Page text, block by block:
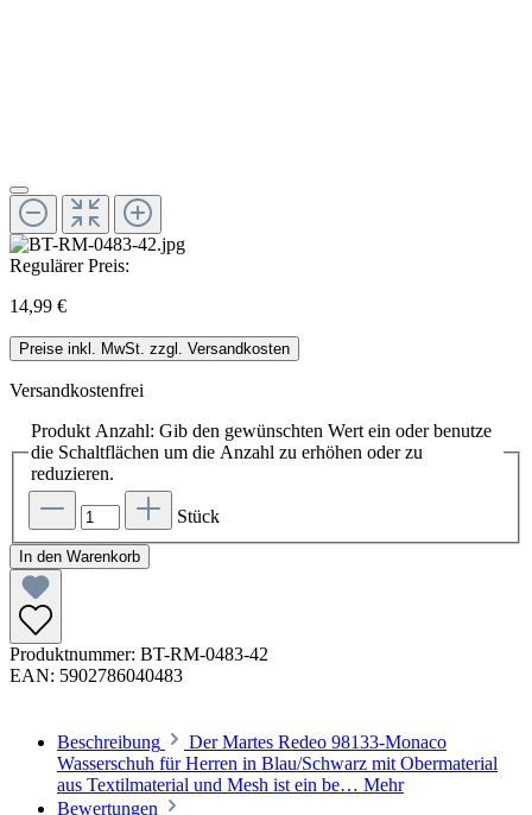
Regulärer Preis:
14,99 €
Preise inkl. MwSt. zzgl. Versandkosten
Versandkostenfrei
Produkt Anzahl: Gib den gewünschten Wert ein oder benutze
die Schaltflächen um die Anzahl zu erhöhen oder zu
reduzieren.
Stück
In den Warenkorb
Produktnummer: BT-RM-0483-42
EAN: 5902786040483
Beschreibung
Der Martes Redeo 98133-Monaco
Wasserschuh für Herren in Blau/Schwarz mit Obermaterial
aus Textilmaterial und Mesh ist ein be… Mehr
Bewertungen